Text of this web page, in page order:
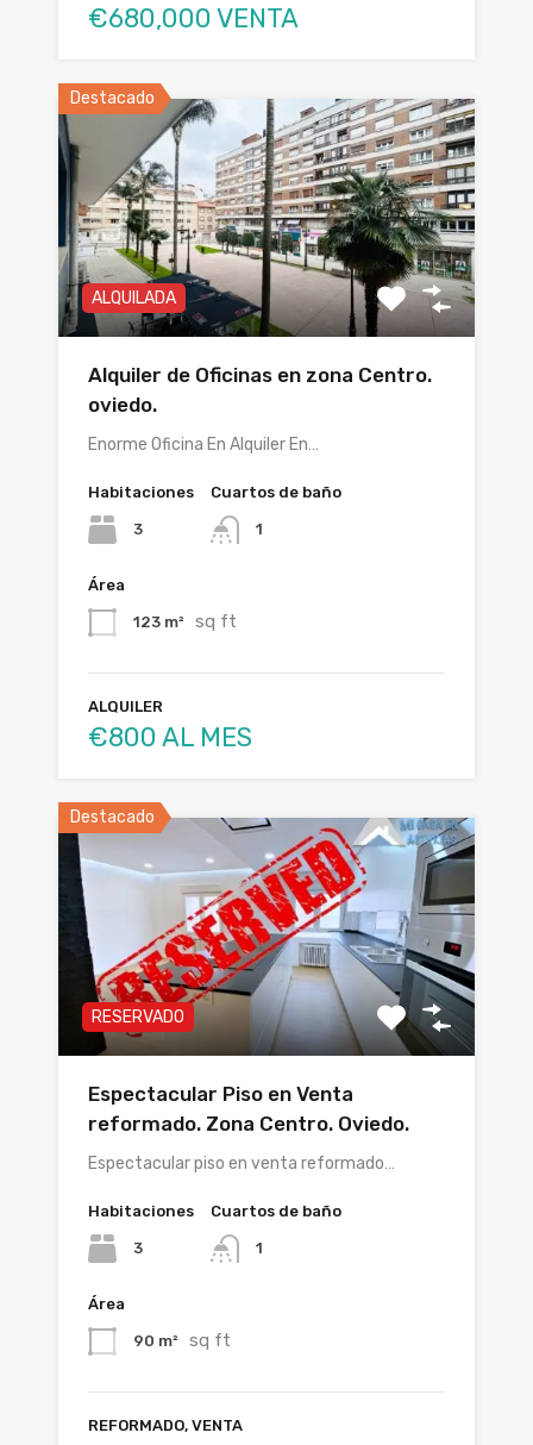
€680,000 VENTA
Destacado
ALQUILADA
Alquiler de Oficinas en zona Centro.
oviedo.
Enorme Oficina En Alquiler En…
Habitaciones
3
Cuartos de baño
1
Área
123 m² sq ft
ALQUILER
€800 AL MES
Destacado
RESERVADO
Espectacular Piso en Venta
reformado. Zona Centro. Oviedo.
Espectacular piso en venta reformado…
Habitaciones
3
Cuartos de baño
1
Área
90 m² sq ft
REFORMADO, VENTA